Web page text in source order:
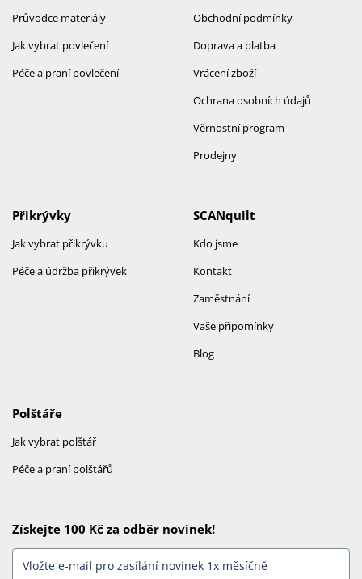
Průvodce materiály
Jak vybrat povlečení
Péče a praní povlečení
Obchodní podmínky
Doprava a platba
Vrácení zboží
Ochrana osobních údajů
Věrnostní program
Prodejny
SCANquilt
Kdo jsme
Kontakt
Zaměstnání
Vaše připomínky
Blog
Přikrývky
Jak vybrat přikrývku
Péče a údržba přikrývek
Polštáře
Jak vybrat polštář
Péče a praní polštářů
Získejte 100 Kč za odběr novinek!